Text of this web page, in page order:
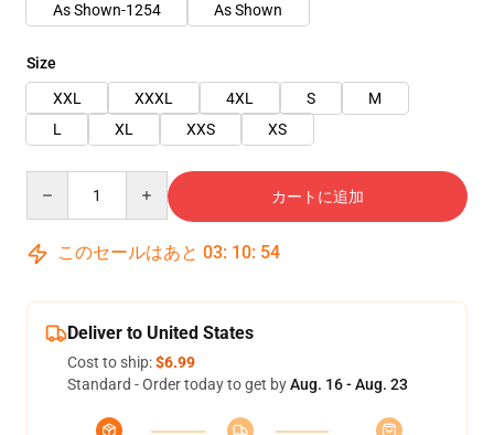
As Shown-1254
As Shown
Size
XXL
XXXL 4XL S
M
L
XL XXS XS
カートに追加
このセールはあと 03: 10: 54
Deliver to United States
Cost to ship:$6.99
Standard - Order today to get byAug. 16 - Aug. 23